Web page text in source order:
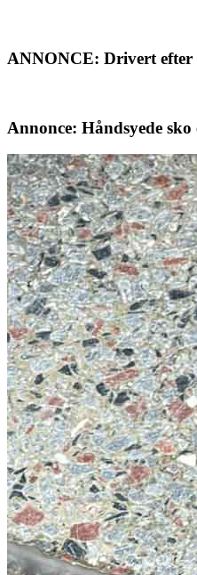
ANNONCE: Drivert efter
Annonce: Håndsyede sko